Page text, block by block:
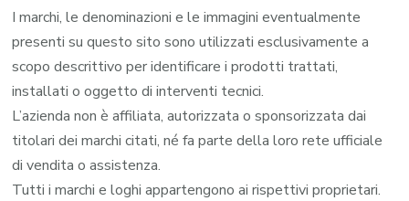
I marchi, le denominazioni e le immagini eventualmente
presenti su questo sito sono utilizzati esclusivamente a
scopo descrittivo per identificare i prodotti trattati,
installati o oggetto di interventi tecnici.
L’azienda non è affiliata, autorizzata o sponsorizzata dai
titolari dei marchi citati, né fa parte della loro rete ufficiale
di vendita o assistenza.
Tutti i marchi e loghi appartengono ai rispettivi proprietari.